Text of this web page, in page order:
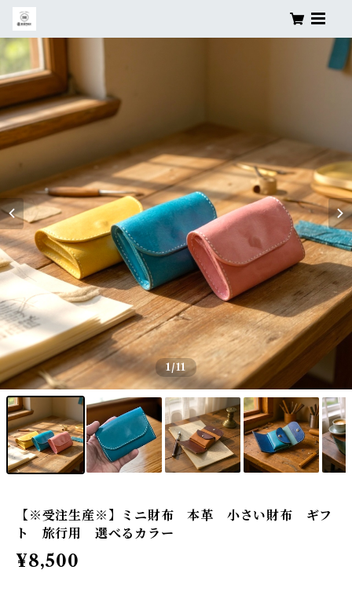
1/11
【※受注生産※】ミニ財布 本革 小さい財布 ギフ
ト 旅行用 選べるカラー
¥8,500